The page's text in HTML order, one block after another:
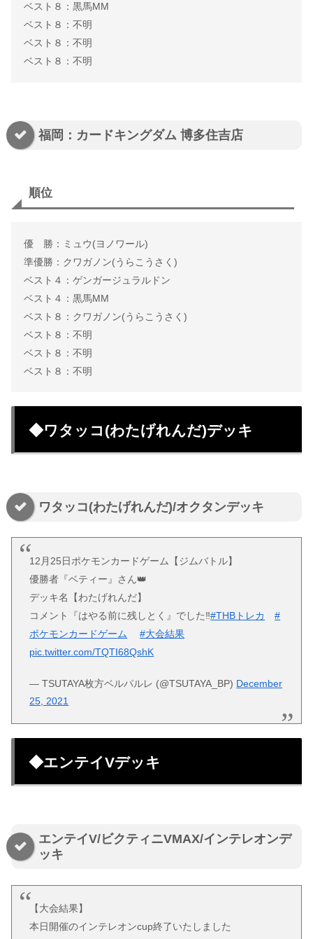
ベスト８：黒馬MM
ベスト８：不明
ベスト８：不明
ベスト８：不明
福岡：カードキングダム 博多住吉店
順位
優 勝：ミュウ(ヨノワール)
準優勝：クワガノン(うらこうさく)
ベスト４：ゲンガージュラルドン
ベスト４：黒馬MM
ベスト８：クワガノン(うらこうさく)
ベスト８：不明
ベスト８：不明
ベスト８：不明
◆ワタッコ(わたげれんだ)デッキ
ワタッコ(わたげれんだ)/オクタンデッキ
12月25日ポケモンカードゲーム【ジムバトル】
優勝者『ベティー』さん👑
デッキ名【わたげれんだ】
コメント『はやる前に残しとく』でした‼#THBトレカ
#
ポケモンカードゲーム
#大会結果
pic.twitter.com/TQTI68QshK
— TSUTAYA枚方ベルパルレ (@TSUTAYA_BP) December
25, 2021
◆エンテイVデッキ
エンテイV/ビクティニVMAX/インテレオンデ
ッキ
【大会結果】
本日開催のインテレオンcup終了いたしました